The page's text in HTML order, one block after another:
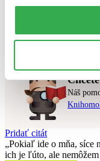
Zrušiť filtre
Skúste prosím zmeniť
Náš
Pridať citát
Pokiaľ ide o mňa, síce
ich je ľúto, ale